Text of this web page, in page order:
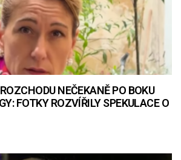
NEČEKANĚ PO BOKU
FOTKY ROZVÍŘILY SPEKULACE O